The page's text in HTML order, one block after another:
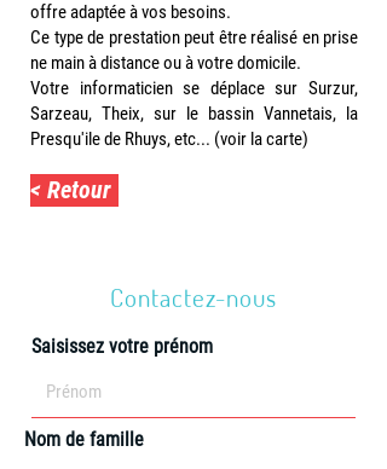
offre adaptée à vos besoins.
Ce type de prestation peut être réalisé en prise
ne main à distance ou à votre domicile.
Votre informaticien se déplace sur Surzur,
Sarzeau, Theix, sur le bassin Vannetais, la
Presqu'ile de Rhuys, etc... (voir la carte)
< Retour
Contactez-nous
Saisissez votre prénom
Nom de famille